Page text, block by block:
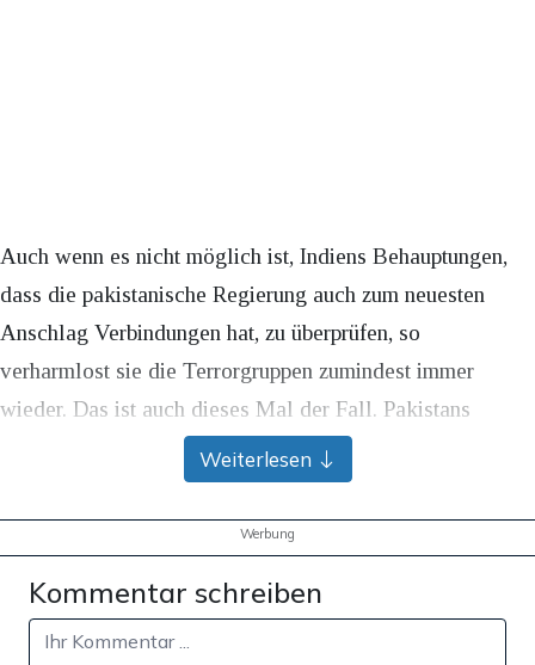
Auch wenn es nicht möglich ist, Indiens Behauptungen,
dass die pakistanische Regierung auch zum neuesten
Anschlag Verbindungen hat, zu überprüfen, so
verharmlost sie die Terrorgruppen zumindest immer
wieder. Das ist auch dieses Mal der Fall. Pakistans
stellvertretender Premierminister und Außenminister,
Ishaq Dar, sagte etwa am Freitag über den Anschlag: „Die
Täter des Angriffs in Kaschmir könnten Freiheitskämpfer
gewesen sein.“
Zunehmend verlagert sich der Konflikt zwischen Pakistan
Weiterlesen
Werbung
Kommentar schreiben